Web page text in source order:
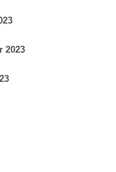
2023